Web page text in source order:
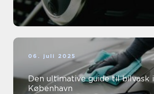
06. juli 2025
Den ultimative guide til bilvask i
København